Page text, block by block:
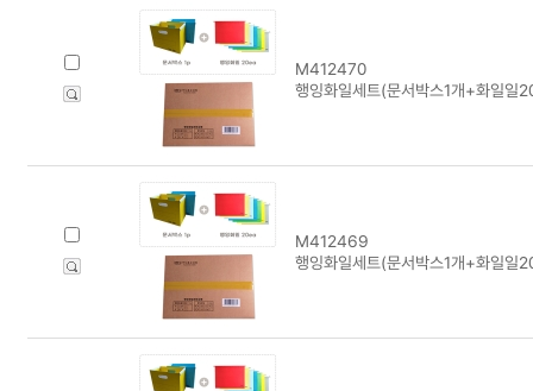
M412470
행잉화일세트(문서박스1개+화일일
M412469
행잉화일세트(문서박스1개+화일일